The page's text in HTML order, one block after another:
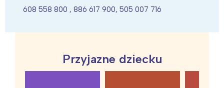
608 558 800 , 886 617 900, 505 007 716
Przyjazne dziecku